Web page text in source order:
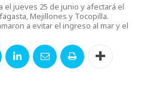
jueves 25 de junio y afectará el
Mejillones y Tocopilla.
a evitar el ingreso al mar y el